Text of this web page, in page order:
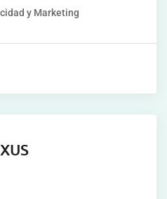
y Marketing